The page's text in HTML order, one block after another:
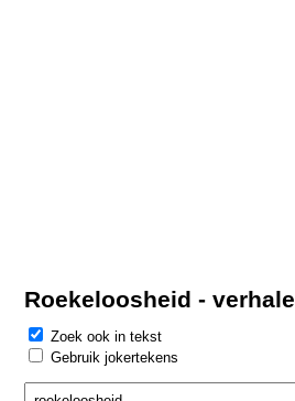
Roekeloosheid -
Zoek ook in tekst
Gebruik jokertekens